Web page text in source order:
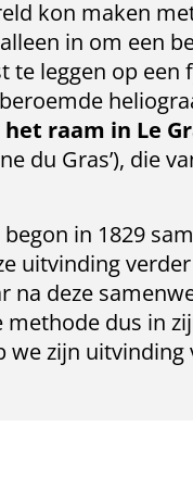
kon maken
in om een
te leggen op
raam in Le
du Gras’), die
begon in 1829
uitvinding
na deze
methode dus in
we zijn uitvinding